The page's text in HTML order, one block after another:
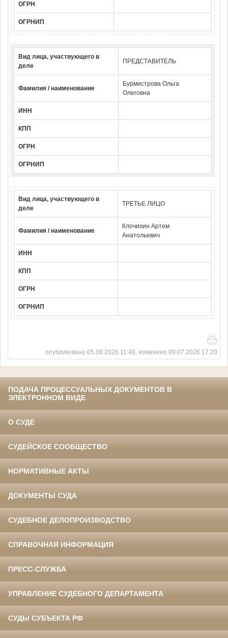
ОГРН
ОГРНИП
Вид лица, участвующего в
деле
ПРЕДСТАВИТЕЛЬ
Фамилия / наименование
Бурмистрова Ольга
Олеговна
ИНН
КПП
ОГРН
ОГРНИП
Вид лица, участвующего в
деле
ТРЕТЬЕ ЛИЦО
Фамилия / наименование
Клочихин Артем
Анатольевич
ИНН
КПП
ОГРН
ОГРНИП
опубликовано 05.06.2026 11:48, изменено 09.07.2026 17:20
ПОДАЧА ПРОЦЕССУАЛЬНЫХ ДОКУМЕНТОВ В
ЭЛЕКТРОННОМ ВИДЕ
О СУДЕ
СУДЕЙСКОЕ СООБЩЕСТВО
НОРМАТИВНЫЕ АКТЫ
ДОКУМЕНТЫ СУДА
СУДЕБНОЕ ДЕЛОПРОИЗВОДСТВО
СПРАВОЧНАЯ ИНФОРМАЦИЯ
ПРЕСС-СЛУЖБА
УПРАВЛЕНИЕ СУДЕБНОГО ДЕПАРТАМЕНТА
СУДЫ СУБЪЕКТА РФ